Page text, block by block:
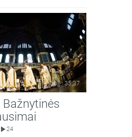
dr. Algirdas Petras
35:37
24